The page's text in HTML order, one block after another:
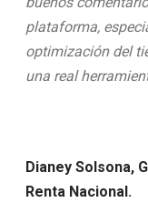
plataforma,
optimización del
una real
Dianey Solsona,
Renta Nacional.